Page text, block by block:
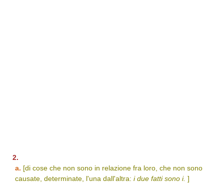
2.
a. [di cose che non sono in relazione fra loro, che non sono
causate, determinate, l'una dall'altra: i due fatti sono i. ]